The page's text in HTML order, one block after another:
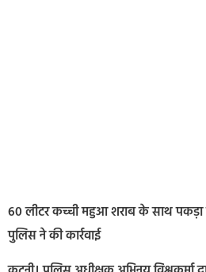
60 लीटर कच्ची महुआ शराब के साथ पकड़ा
पुलिस ने की कार्रवाई